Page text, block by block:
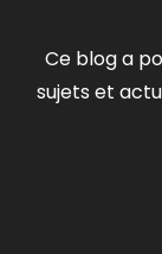
Ce blog a
sujets et